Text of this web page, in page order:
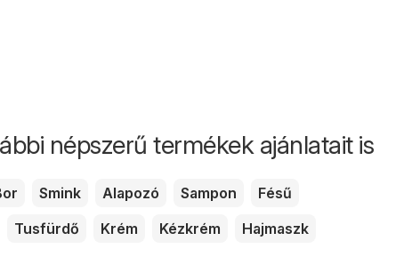
népszerű termékek ajánlatait is
Smink Alapozó Sampon
Fésű
Tusfürdő Krém Kézkrém
Hajmaszk